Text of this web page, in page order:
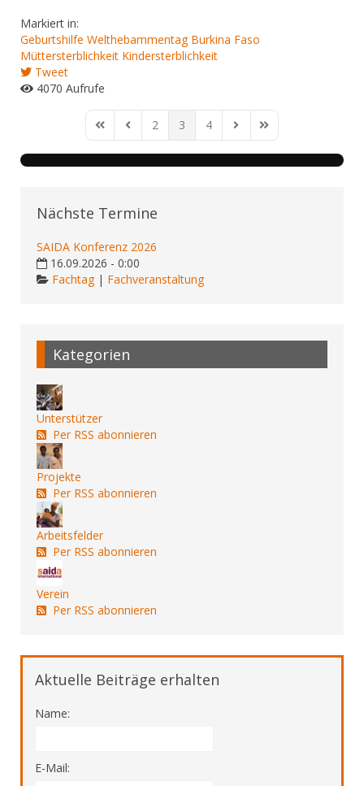
Markiert in:
Geburtshilfe Welthebammentag Burkina Faso
Müttersterblichkeit Kindersterblichkeit
Tweet
4070 Aufrufe
First PagePrevious Page
2 3 4 Next PageLast Page
Nächste Termine
SAIDA Konferenz 2026
16.09.2026 - 0:00
Fachtag | Fachveranstaltung
Kategorien
Unterstützer
Per RSS abonnieren
Projekte
Per RSS abonnieren
Arbeitsfelder
Per RSS abonnieren
Verein
Per RSS abonnieren
Aktuelle Beiträge erhalten
Name:
E-Mail: